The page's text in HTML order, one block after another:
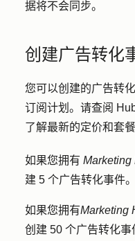
据将不会同步。
创建广告转化
您可以创建的广告转
订阅计划。请查阅
了解最新的定价和套餐
如果您拥有 Marketing
建 5 个广告转化事件。
如果您拥有Marketing
创建 50 个广告转化事